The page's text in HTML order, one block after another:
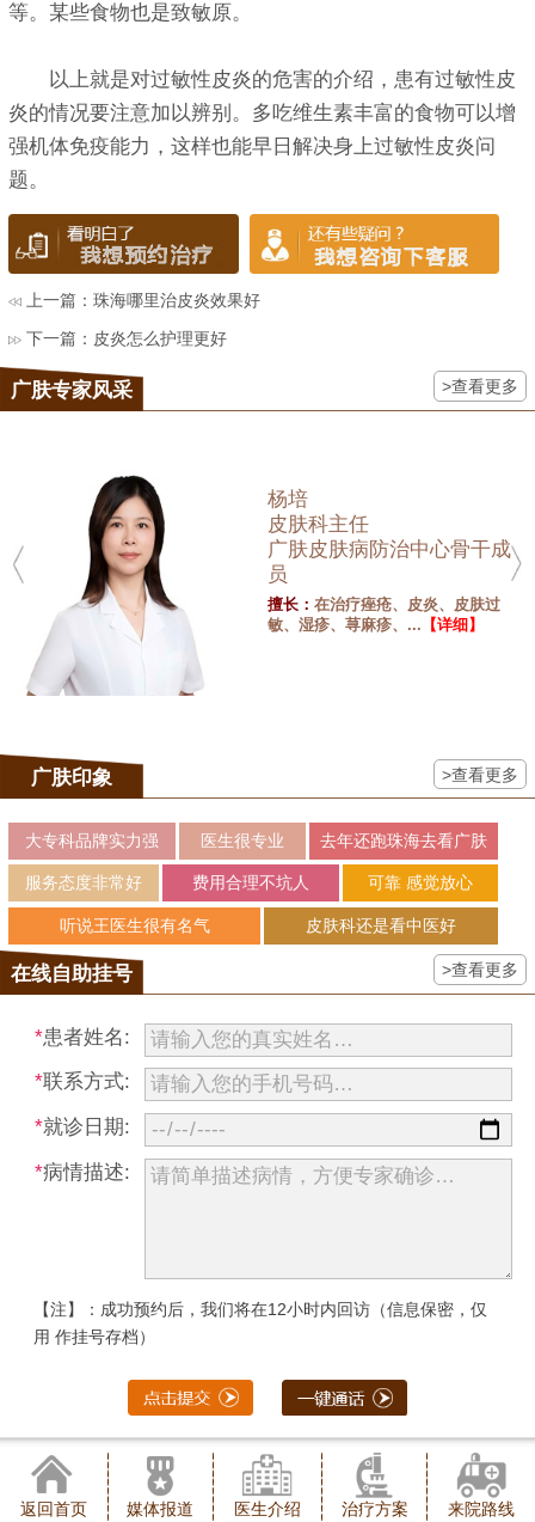
等。某些食物也是致敏原。
以上就是对过敏性皮炎的危害的介绍，患有过敏性皮
炎的情况要注意加以辨别。多吃维生素丰富的食物可以增
强机体免疫能力，这样也能早日解决身上过敏性皮炎问
题。
上一篇：珠海哪里治皮炎效果好
下一篇： 皮炎怎么护理更好
广肤专家风采 >查看更多
杨培
皮肤科主任
广肤皮肤病防治中心骨干成
员
擅长：在治疗痤疮、皮炎、皮肤过
敏、湿疹、荨麻疹、... 【详细】
广肤印象 >查看更多
大专科品牌实力强 医生很专业 去年还跑珠海去看广肤
服务态度非常好 费用合理不坑人 可靠 感觉放心
听说王医生很有名气 皮肤科还是看中医好
在线自助挂号 >查看更多
*患者姓名:
*联系方式:
*就诊日期:
*病情描述:
【注】：成功预约后，我们将在12小时内回访（信息保密，仅
用 作挂号存档）
返回首页 媒体报道 医生介绍 治疗方案 来院路线